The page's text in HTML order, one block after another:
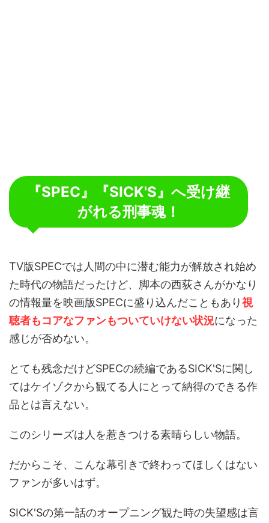
『SPEC』『SICK'S』へ受け継
がれる刑事魂！
TV版SPECでは人間の中に潜む能力が解放され始め
た時代の物語だったけど、脚本の西荻さんがかなり
の情報量を映画版SPECに盛り込んだこともあり視
聴者もコアなファンもついていけない状況になった
感じが否めない。
とても残念だけどSPECの続編であるSICK'Sに関し
てはケイゾクから観てる人にとって納得のできる作
品とは言えない。
このシリーズは人を惹きつける素晴らしい物語。
だからこそ、こんな幕引きで終わってほしくはない
ファンが多いはず。
SICK'Sの第一話のオープニング観た時の失望感は言